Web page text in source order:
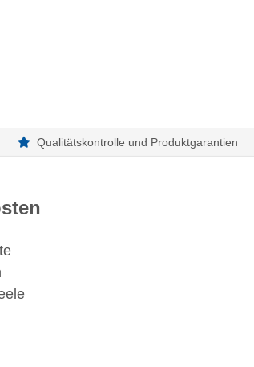
Qualitätskontrolle und Produktgarantien